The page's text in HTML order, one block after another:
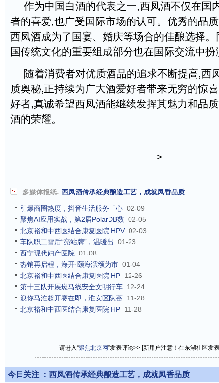
作为中国白酒的代表之一,西凤酒不仅在国
者的喜爱,也广受国际市场的认可。优秀的品
西凤酒成为了国宴、婚庆等场合的佳酿选择
国传统文化的重要组成部分也在国际交流中
随着消费者对优质酒品的追求不断提高,西
质奥秘,正持续为广大酒爱好者带来无穷的惊
好者,真诚希望西凤酒能继续发挥其魅力和品
酒的荣耀。
>
多媒体报纸: 西凤酒传承经典酿造工艺，成就凤香品质
引爆商圈热度，抖音生活服务「心 02-09
聚焦AI应用实战，第2届PolarDB数 02-05
北京裕和中西医结合康复医院 HPV 02-03
车队职工雪后“亮站牌”，温暖出
01-23
西宁现代妇产医院 01-08
热销再启程，海开·颐海澐颂为市 01-04
北京裕和中西医结合康复医院 HP 12-26
第十三队开展斑马线安全文明行车 12-24
浪你马淮超开赛在即，淮安区队蓄 11-28
北京裕和中西医结合康复医院 HP 11-28
请进入“聚焦北京网”发表评论>> [新用户注意！在东湖社区发
今日关注 ： 西凤酒传承经典酿造工艺，成就凤香品质